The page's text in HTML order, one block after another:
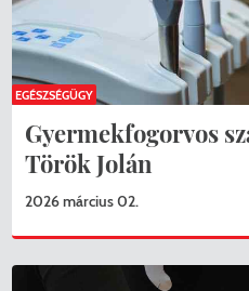
Gyermekfogorvos
Török Jolán
2026 március 02.
EGÉSZSÉGÜGY